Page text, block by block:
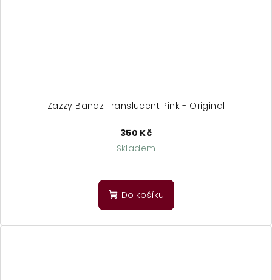
Zazzy Bandz Translucent Pink - Original
350 Kč
Skladem
Do košíku